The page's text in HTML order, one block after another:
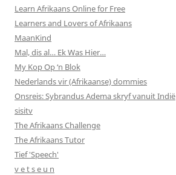
Learn Afrikaans Online for Free
Learners and Lovers of Afrikaans
MaanKind
Mal, dis al… Ek Was Hier…
My Kop Op ‘n Blok
Nederlands vir (Afrikaanse) dommies
Onsreis: Sybrandus Adema skryf vanuit Indië
sisitv
The Afrikaans Challenge
The Afrikaans Tutor
Tief 'Speech'
v e t s e u n